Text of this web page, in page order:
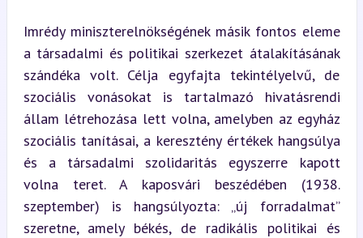
Imrédy miniszterelnökségének másik fontos eleme
a társadalmi és politikai szerkezet átalakításának
szándéka volt. Célja egyfajta tekintélyelvű, de
szociális vonásokat is tartalmazó hivatásrendi
állam létrehozása lett volna, amelyben az egyház
szociális tanításai, a keresztény értékek hangsúlya
és a társadalmi szolidaritás egyszerre kapott
volna teret. A kaposvári beszédében (1938.
szeptember) is hangsúlyozta: „új forradalmat”
szeretne, amely békés, de radikális politikai és